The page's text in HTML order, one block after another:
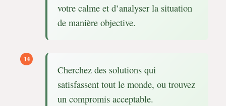
votre calme et d’analyser la situation
de manière objective.
Cherchez des solutions qui
satisfassent tout le monde, ou trouvez
un compromis acceptable.